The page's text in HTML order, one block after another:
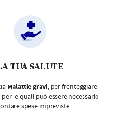
TUA SALUTE
Malattie gravi, per fronteggiare
le quali può essere necessario
spese impreviste